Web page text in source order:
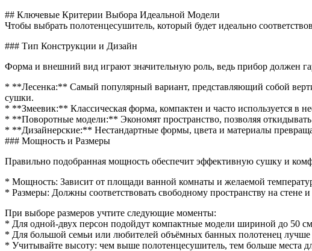
## Ключевые Критерии Выбора Идеальной Модели
Чтобы выбрать полотенцесушитель, который будет идеально
### Тип Конструкции и Дизайн
Форма и внешний вид играют значительную роль, ведь прибор должен
* **Лесенка:** Самый популярный вариант, представляющий собой
сушки.
* **Змеевик:** Классическая форма, компактен и часто используется в
* **Поворотные модели:** Экономят пространство, позволяя
* **Дизайнерские:** Нестандартные формы, цвета и материалы
### Мощность и Размеры
Правильно подобранная мощность обеспечит эффективную сушку и
* Мощность: Зависит от площади ванной комнаты и желаемой
* Размеры: Должны соответствовать свободному пространству на стене
При выборе размеров учтите следующие моменты:
* Для одной-двух персон подойдут компактные модели шириной до 50
* Для большой семьи или любителей объёмных банных полотенец
* Учитывайте высоту: чем выше полотенцесушитель, тем больше места